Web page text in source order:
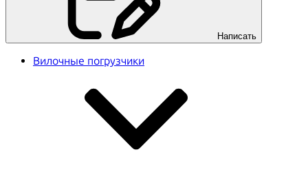
Написать
Вилочные погрузчики